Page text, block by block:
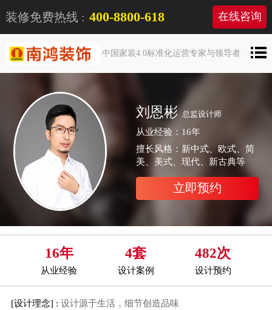
装修免费热线 : 400-8800-618 在线咨询
中国家装4.0标准化运营专家与领导者
刘恩彬 总监设计师
从业经验：16年
擅长风格：新中式、欧式、简
美、美式、现代、新古典等
立即预约
16年
从业经验
4套
设计案例
482次
设计预约
[设计理念] : 设计源于生活，细节创造品味